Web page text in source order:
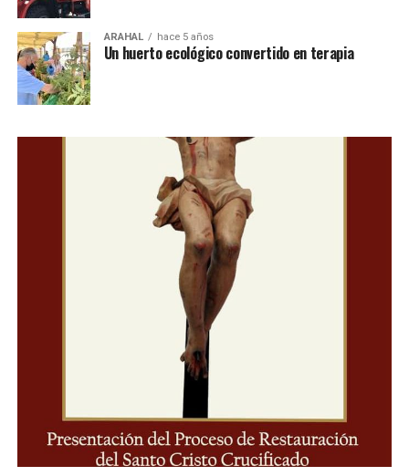
ARAHAL hace 5 años
Un huerto ecológico convertido en terapia